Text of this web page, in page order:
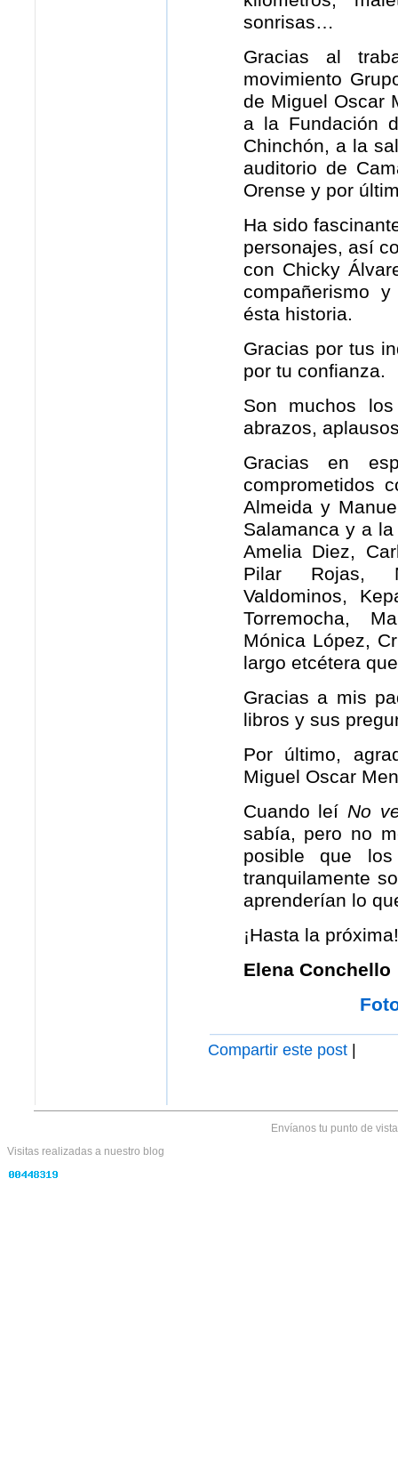
sonrisas…
Gracias al
movimiento
de Miguel Oscar
a la Fundación
Chinchón, a la
auditorio de
Orense y por
Ha sido
personajes, así
con Chicky
compañerismo
ésta historia.
Gracias por tus
por tu confianza.
Son muchos
abrazos,
Gracias en
comprometidos
Almeida y
Salamanca y a
Amelia Diez,
Pilar Rojas,
Valdominos,
Torremocha,
Mónica López,
largo etcétera
Gracias a mis
libros y sus
Por último,
Miguel Oscar
Cuando leíNo
sabía, pero no
posible que
tranquilamente
aprenderían lo
¡Hasta la próxima!
Elena Conchello
Compartir este post |
Envíanos tu punto de
Visitas realizadas a nuestro blog